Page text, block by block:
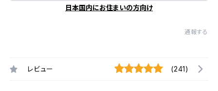
日本国内にお住まいの方向け
通報する
レビュー (241)